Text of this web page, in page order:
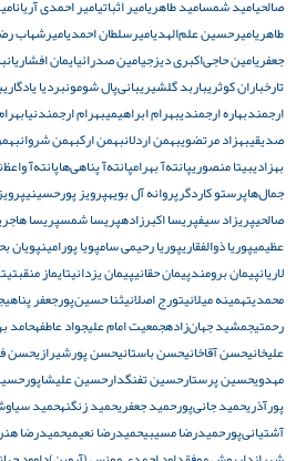
صالحیامید شمسامید طاهریامیر اثباتیامیر احمدی آریان
طاهریامیرحسین علم‌الهدیامیرسلطان احمدیامیرشهاب
جعفریامین حاجی‌اکبری دیزجیامین صدرائیایمان افشاریان
تارخباران کوثریباربد گلشیریبانی‌پال شومونبردیا یادگاری
ارجمندبهاره ارجمندیبهرام ابراهیمیبهرام ارجمندنیا
صدیقیبهزاد مرتضویبهمن اردلانبهمن ارکبهمن شروان
بهزادیبیتا منصوریپانته‌آ بهرامپانته‌آ پناهی‌هاپانته‌آ
جمال‌هاپرستو کاردگرپروانه آل بویهپرویز پورحسینی
صالحیپریزاد سیفپریسا اکبرزادهپریسا شمسپریسا
عظیمیپوریا ذوالفقاریپوریا رحیمی سامپویا پورامینپویان
لاریانپیمان برومندپیمان حقانیپیمان یزدانیتایماز منقبتی
محمدیتهمینه میلانیتورج اصلانیثنا حسین‌پورجعفر پناهی
رحمتیجمشید جهان‌زادهجمعیت امام علیجواد عاطفهحامد
علیخانیحسن آقاخانیحسن باستانیحسن پورشیرازیحسن
مهدویحسین پرستارحسین تفنگدارحسین علیشاپور
پورآذریحمید جانی‌پورحمید جعفریحمید زنگنهحمید
آشتیانی‌پورحمیدرضا مسیبیحمیدرضا نعیمیحمیدرضا